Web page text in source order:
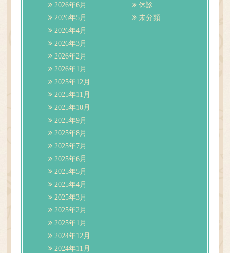
2026年6月
2026年5月
2026年4月
2026年3月
2026年2月
2026年1月
2025年12月
2025年11月
2025年10月
2025年9月
2025年8月
2025年7月
2025年6月
2025年5月
2025年4月
2025年3月
2025年2月
2025年1月
2024年12月
2024年11月
休診
未分類
ご予約／順番どり